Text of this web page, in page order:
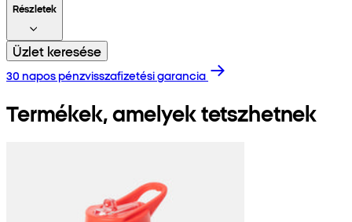
Részletek
Üzlet keresése
30 napos pénzvisszafizetési garancia
Termékek, amelyek tetszhetnek